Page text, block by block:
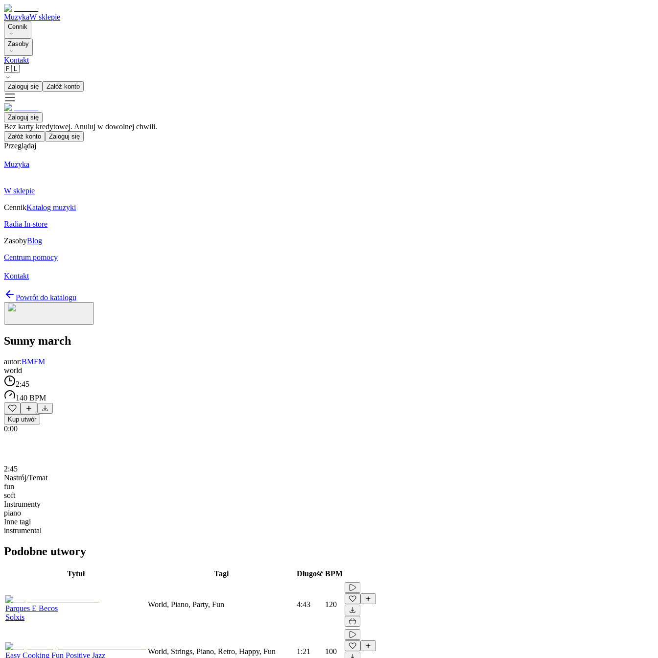
MuzykaW sklepie
Cennik
Zasoby
Kontakt
🇵🇱
Zaloguj się Załóż konto
Zaloguj się
Bez karty kredytowej. Anuluj w dowolnej chwili.
Załóż konto Zaloguj się
Przeglądaj
Muzyka
W sklepie
CennikKatalog muzyki
Radia In-store
ZasobyBlog
Centrum pomocy
Kontakt
Powrót do katalogu
Sunny march
autor:BMFM
world
2:45
140 BPM
Kup utwór
0:00
2:45
Nastrój/Temat
fun
soft
Instrumenty
piano
Inne tagi
instrumental
Podobne utwory
Tytuł Tagi Długość BPM
Parques E Becos
Solxis
World, Piano, Party, Fun 4:43 120
Easy Cooking Fun Positive Jazz World, Strings, Piano, Retro, Happy, Fun 1:21 100